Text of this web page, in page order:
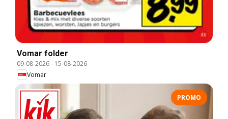
Vomar folder
09-08-2026- 15-08-2026
Vomar
PROMO